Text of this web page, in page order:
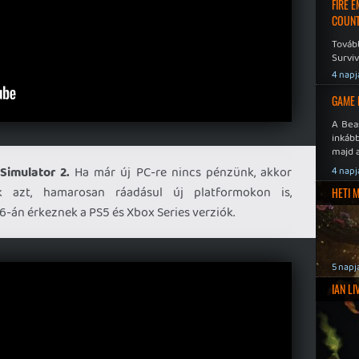
2.Ha már új PC-re nincs pénzünk, akkor
azt, hamarosan ráadásul új platformokon is,
érkeznek a PS5 és Xbox Series verziók.
FIRE
4
GAME
A
majd
4
HETI
5
IAN